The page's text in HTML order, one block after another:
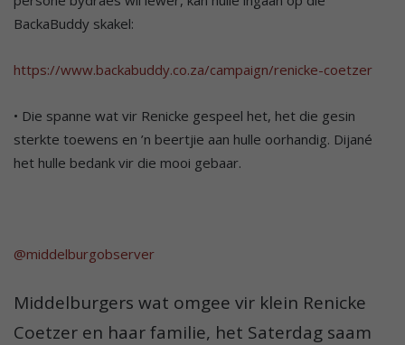
BackaBuddy skakel:
https://www.backabuddy.co.za/campaign/renicke-coetzer
• Die spanne wat vir Renicke gespeel het, het die gesin
sterkte toewens en ’n beertjie aan hulle oorhandig. Dijané
het hulle bedank vir die mooi gebaar.
@middelburgobserver
Middelburgers wat omgee vir klein Renicke
Coetzer en haar familie, het Saterdag saam